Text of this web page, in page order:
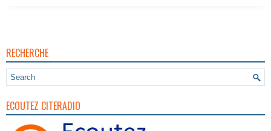
RECHERCHE
ECOUTEZ CITERADIO